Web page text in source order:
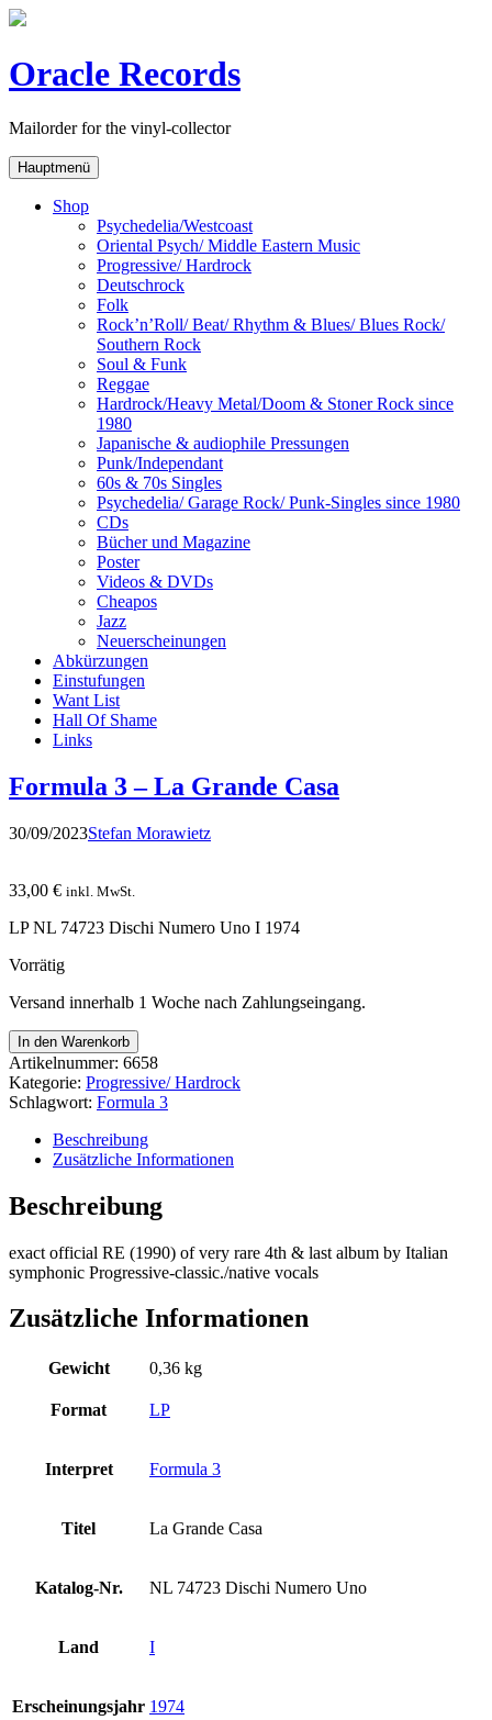
Skip
Oracle Records
Mailorder for the vinyl-collector
Hauptmenü
Shop
Psychedelia/Westcoast
Oriental Psych/ Middle Eastern Music
Progressive/ Hardrock
Deutschrock
Folk
Rock’n’Roll/ Beat/ Rhythm & Blues/ Blues Rock/
Southern Rock
Soul & Funk
Reggae
Hardrock/Heavy Metal/Doom & Stoner Rock since
1980
Japanische & audiophile Pressungen
Punk/Independant
60s & 70s Singles
Psychedelia/ Garage Rock/ Punk-Singles since 1980
CDs
Bücher und Magazine
Poster
Videos & DVDs
Cheapos
Jazz
Neuerscheinungen
Abkürzungen
Einstufungen
Want List
Hall Of Shame
Links
Formula 3 – La Grande Casa
30/09/2023Stefan Morawietz
33,00 € inkl. MwSt.
LP NL 74723 Dischi Numero Uno I 1974
Vorrätig
Versand innerhalb 1 Woche nach Zahlungseingang.
Formula
3
-
La
Grande
Casa
Menge
In den Warenkorb
Artikelnummer: 6658
Kategorie: Progressive/ Hardrock
Schlagwort: Formula 3
Beschreibung
Zusätzliche Informationen
Beschreibung
exact official RE (1990) of very rare 4th & last album by Italian
symphonic Progressive-classic./native vocals
Zusätzliche Informationen
Gewicht 0,36 kg
Format LP
Interpret Formula 3
Titel La Grande Casa
Katalog-Nr. NL 74723 Dischi Numero Uno
Land I
Erscheinungsjahr 1974